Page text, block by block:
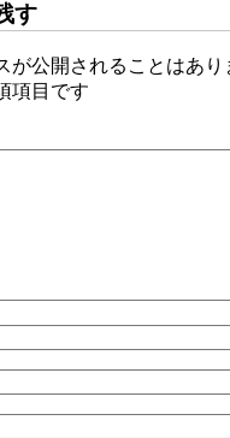
す
が公開されることはあり
項目です